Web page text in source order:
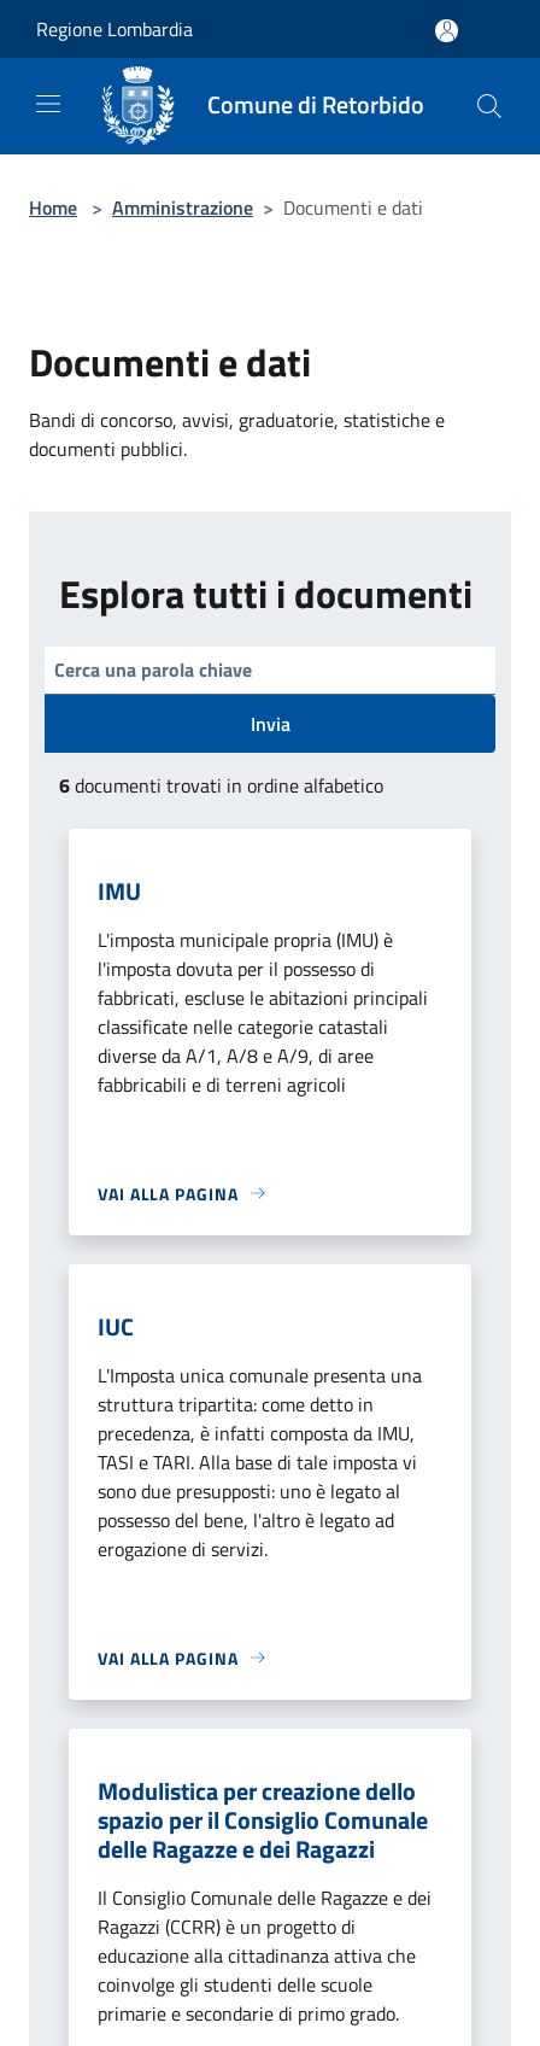
Regione Lombardia
Comune di Retorbido
Home > Amministrazione > Documenti e dati
Documenti e dati
Bandi di concorso, avvisi, graduatorie, statistiche e
documenti pubblici.
Esplora tutti i documenti
Invia
6documenti trovati in ordine alfabetico
IMU
L'imposta municipale propria (IMU) è
l'imposta dovuta per il possesso di
fabbricati, escluse le abitazioni principali
classificate nelle categorie catastali
diverse da A/1, A/8 e A/9, di aree
fabbricabili e di terreni agricoli
VAI ALLA PAGINA
IUC
L'Imposta unica comunale presenta una
struttura tripartita: come detto in
precedenza, è infatti composta da IMU,
TASI e TARI. Alla base di tale imposta vi
sono due presupposti: uno è legato al
possesso del bene, l'altro è legato ad
erogazione di servizi.
VAI ALLA PAGINA
Modulistica per creazione dello
spazio per il Consiglio Comunale
delle Ragazze e dei Ragazzi
Il Consiglio Comunale delle Ragazze e dei
Ragazzi (CCRR) è un progetto di
educazione alla cittadinanza attiva che
coinvolge gli studenti delle scuole
primarie e secondarie di primo grado.